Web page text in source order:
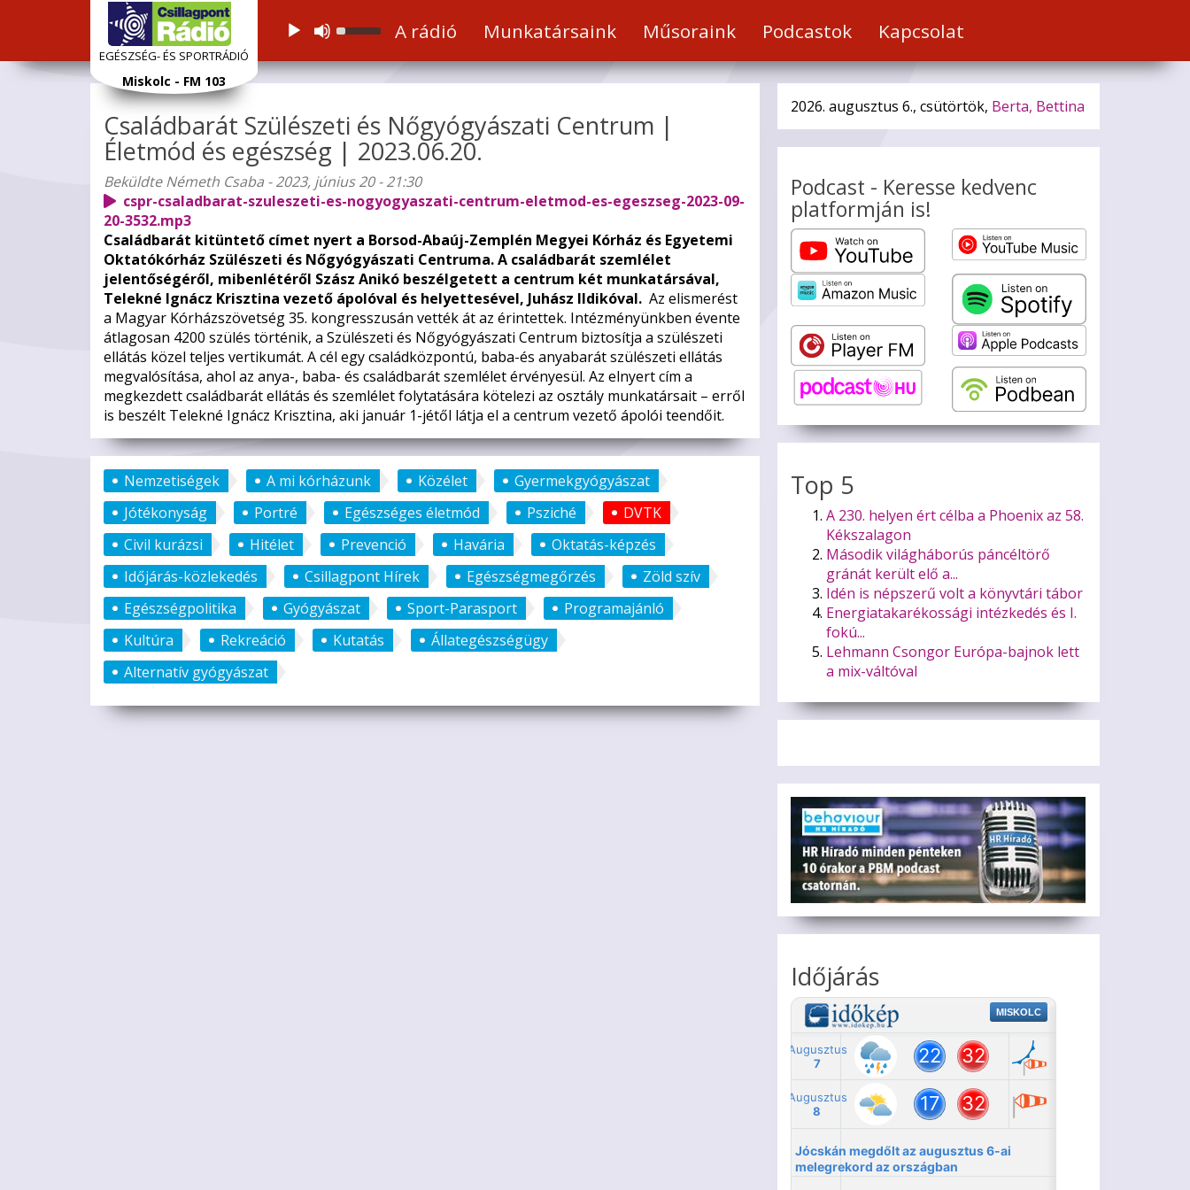
Ugrás
EGÉSZSÉG- ÉS SPORTRÁDIÓ
Miskolc - FM 103
Audiolejátszó
Fel/Le
nyíl
a
hangerő
növeléséhez
vagy
csökkentéséhez.
A rádió Munkatársaink Műsoraink Podcastok Kapcsolat
Családbarát Szülészeti és Nőgyógyászati Centrum |
Életmód és egészség | 2023.06.20.
BeküldteNémeth Csaba - 2023, június 20 - 21:30
cspr-csaladbarat-szuleszeti-es-nogyogyaszati-centrum-eletmod-es-egeszseg-2023-09-
20-3532.mp3
Családbarát kitüntető címet nyert a Borsod-Abaúj-Zemplén Megyei Kórház és Egyetemi
Oktatókórház Szülészeti és Nőgyógyászati Centruma. A családbarát szemlélet
jelentőségéről, mibenlétéről Szász Anikó beszélgetett a centrum két munkatársával,
Telekné Ignácz Krisztina vezető ápolóval és helyettesével, Juhász Ildikóval. Az elismerést
a Magyar Kórházszövetség 35. kongresszusán vették át az érintettek. Intézményünkben évente
átlagosan 4200 szülés történik, a Szülészeti és Nőgyógyászati Centrum biztosítja a szülészeti
ellátás közel teljes vertikumát. A cél egy családközpontú, baba-és anyabarát szülészeti ellátás
megvalósítása, ahol az anya-, baba- és családbarát szemlélet érvényesül. Az elnyert cím a
megkezdett családbarát ellátás és szemlélet folytatására kötelezi az osztály munkatársait – erről
is beszélt Telekné Ignácz Krisztina, aki január 1-jétől látja el a centrum vezető ápolói teendőit.
Nemzetiségek A mi kórházunk Közélet
Gyermekgyógyászat
Jótékonyság
Portré Egészséges életmód Psziché
DVTK
Civil kurázsi
Hitélet Prevenció Havária
Oktatás-képzés
Időjárás-közlekedés
Csillagpont Hírek Egészségmegőrzés
Zöld szív
Egészségpolitika
Gyógyászat Sport-Parasport
Programajánló
Kultúra
Rekreáció Kutatás
Állategészségügy
Alternatív gyógyászat
2026. augusztus 6., csütörtök, Berta, Bettina
Podcast - Keresse kedvenc
platformján is!
Top 5
A 230. helyen ért célba a Phoenix az 58.
Kékszalagon
Második világháborús páncéltörő
gránát került elő a...
Idén is népszerű volt a könyvtári tábor
Energiatakarékossági intézkedés és I.
fokú...
Lehmann Csongor Európa-bajnok lett
a mix-váltóval
Időjárás